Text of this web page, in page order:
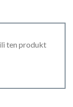
ten produkt